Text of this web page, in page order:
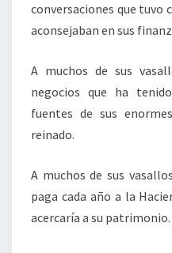
conversaciones que tuvo
aconsejaban en sus
A muchos de sus
negocios que ha
fuentes de sus
reinado.
A muchos de sus
paga cada año a la
acercaría a su patrimonio.